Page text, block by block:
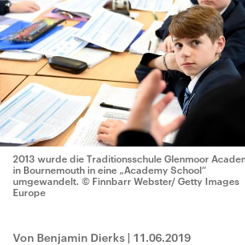
2013 wurde die Traditionsschule Glenmoor
in Bournemouth in eine „Academy School“
umgewandelt. © Finnbarr Webster/ Getty Images
Europe
Von Benjamin Dierks | 11.06.2019